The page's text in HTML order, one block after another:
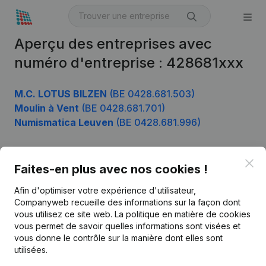
Aperçu des entreprises avec
numéro d'entreprise : 428681xxx
M.C. LOTUS BILZEN (BE 0428.681.503)
Moulin à Vent (BE 0428.681.701)
Numismatica Leuven (BE 0428.681.996)
Faites-en plus avec nos cookies !
Afin d'optimiser votre expérience d'utilisateur,
Companyweb recueille des informations sur la façon dont
vous utilisez ce site web. La politique en matière de cookies
vous permet de savoir quelles informations sont visées et
vous donne le contrôle sur la manière dont elles sont
utilisées.
Français
Kantorenpark Everest
Produit
Informations d’entreprise
Monitoring
Recherche internationale